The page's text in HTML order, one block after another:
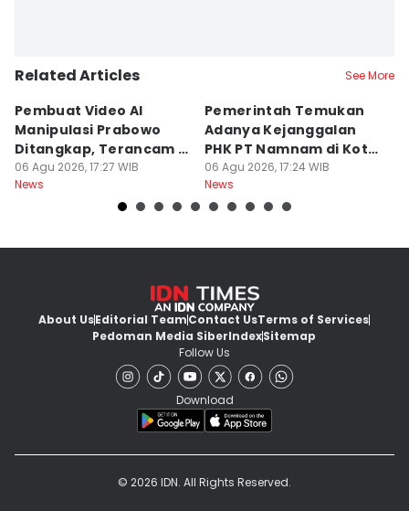
Related Articles See More
Pembuat Video AI
Manipulasi Prabowo
Ditangkap, Terancam 12
Tahun Bui
06 Agu 2026, 17:27 WIB
News
Pemerintah Temukan
Adanya Kejanggalan
PHK PT Namnam di Kota
Cimahi
06 Agu 2026, 17:24 WIB
News
About UsEditorial TeamContact UsTerms of Services
Pedoman Media SiberIndexSitemap
Follow Us
Download
© 2026 IDN. All Rights Reserved.